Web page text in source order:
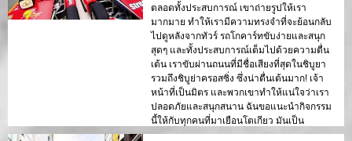
ตลอดทั้งประสบการณ์ เขาถ่ายรูปให้เรา
มากมาย ทำให้เรามีความทรงจำที่จะย้อนกลับ
ไปดูหลังจากทัวร์ รถโกคาร์ทขับง่ายและสนุก
สุดๆ และทั้งประสบการณ์เต็มไปด้วยความตื่น
เต้น เราขับผ่านถนนที่มีชื่อเสียงที่สุดในชิบูยา
รวมถึงชิบูย่าครอสซิ่ง ซึ่งน่าตื่นเต้นมาก! เจ้า
หน้าที่เป็นมิตร และพวกเขาทำให้แน่ใจว่าเรา
ปลอดภัยและสนุกสนาน ฉันขอแนะนำกิจกรรม
นี้ให้กับทุกคนที่มาเยือนโตเกียว มันเป็น
ประสบการณ์ที่ไม่อาจลืมเลือน และฉันจะไม่